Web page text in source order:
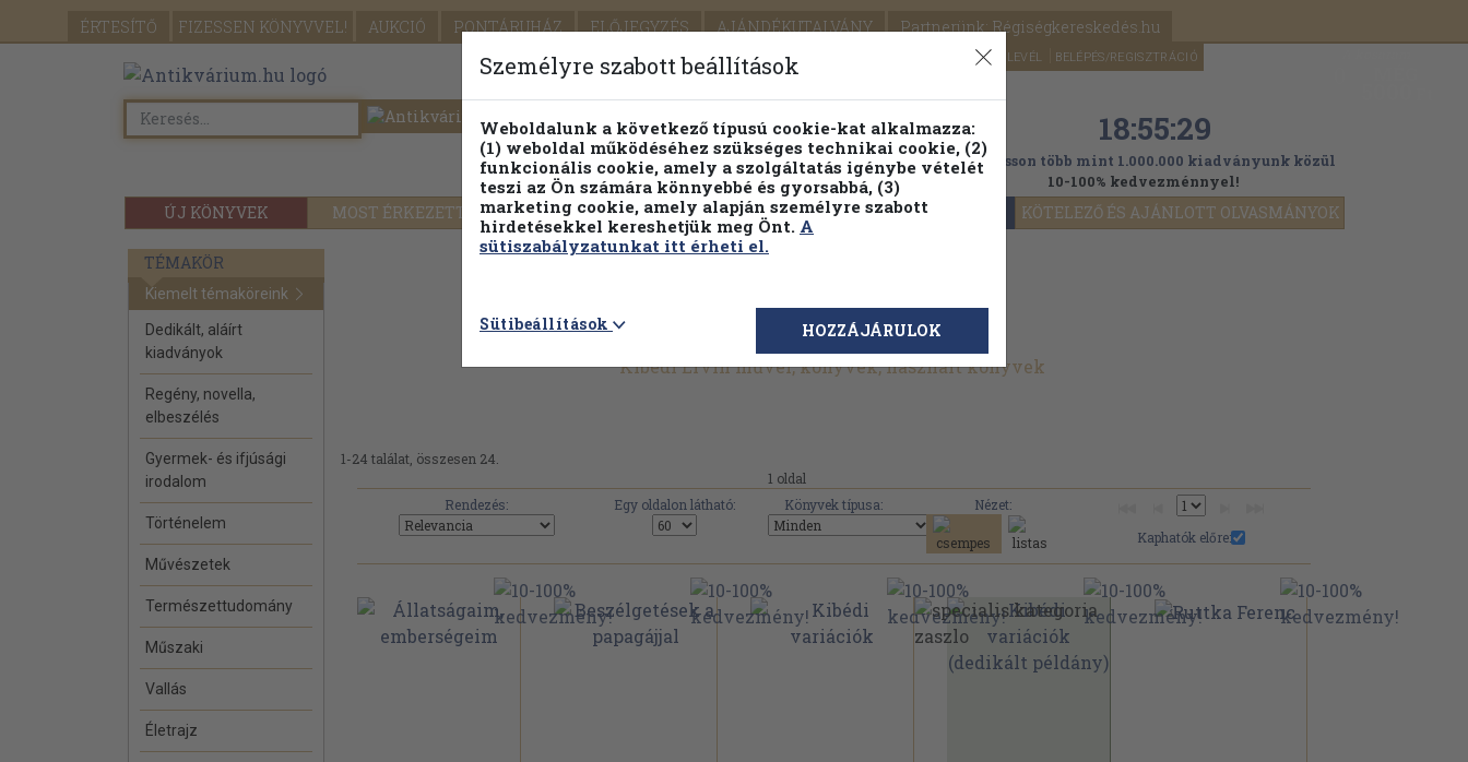
ÉRTESÍTŐ FIZESSEN KÖNYVVEL! AUKCIÓ PONTÁRUHÁZ ELŐJEGYZÉS AJÁNDÉKUTALVÁNY Partnerünk: Régiségkereskedés.hu
SEGÍTSÉG HÍRLEVÉL BELÉPÉS/REGISZTRÁCIÓ
ÚJ KÖNYVEK MOST ÉRKEZETT PILLANATNYI ÁRAINK FENNTARTHATÓ OLVASMÁNYOK KÖTELEZŐ ÉS AJÁNLOTT OLVASMÁNYOK
Részletes kereső Témaköri fa 18:55:27
Válogasson több mint 1.000.000 kiadványunk közül
10-100% kedvezménnyel!
TÉMAKÖR
Kiemelt témaköreink
Dedikált, aláírt
kiadványok
Regény, novella,
elbeszélés
Gyermek- és ifjúsági
irodalom
Történelem
Művészetek
Természettudomány
Műszaki
Vallás
Életrajz
Kibédi Ervin művei, könyvek, használt könyvek
1-24 találat, összesen 24.
1 oldal
Rendezés:
Egy oldalon látható: Könyvek típusa:
Nézet:
Kaphatók előre:
Személyre szabott beállítások
Weboldalunk a következő típusú cookie-kat alkalmazza:
(1) weboldal működéséhez szükséges technikai cookie, (2)
funkcionális cookie, amely a szolgáltatás igénybe vételét
teszi az Ön számára könnyebbé és gyorsabbá, (3)
marketing cookie, amely alapján személyre szabott
hirdetésekkel kereshetjük meg Önt. A
sütiszabályzatunkat itt érheti el.
Sütibeállítások HOZZÁJÁRULOK